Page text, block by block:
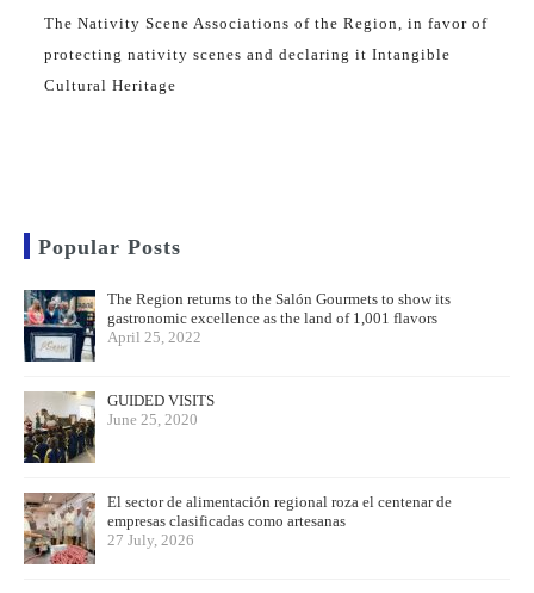
The Nativity Scene Associations of the Region, in favor of
protecting nativity scenes and declaring it Intangible
Cultural Heritage
Popular Posts
The Region returns to the Salón Gourmets to show its
gastronomic excellence as the land of 1,001 flavors
April 25, 2022
GUIDED VISITS
June 25, 2020
El sector de alimentación regional roza el centenar de
empresas clasificadas como artesanas
27 July, 2026